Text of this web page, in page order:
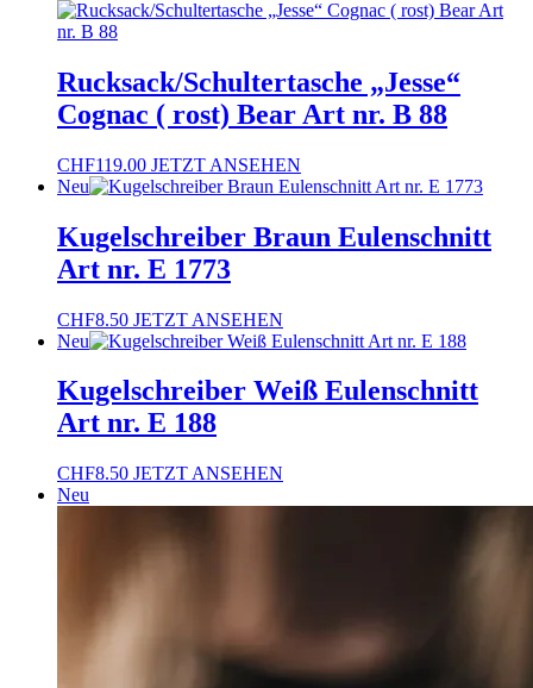
Rucksack/Schultertasche „Jesse“
Cognac ( rost) Bear Art nr. B 88
CHF119.00 JETZT ANSEHEN
Neu
Kugelschreiber Braun Eulenschnitt
Art nr. E 1773
CHF8.50 JETZT ANSEHEN
Neu
Kugelschreiber Weiß Eulenschnitt
Art nr. E 188
CHF8.50 JETZT ANSEHEN
Neu